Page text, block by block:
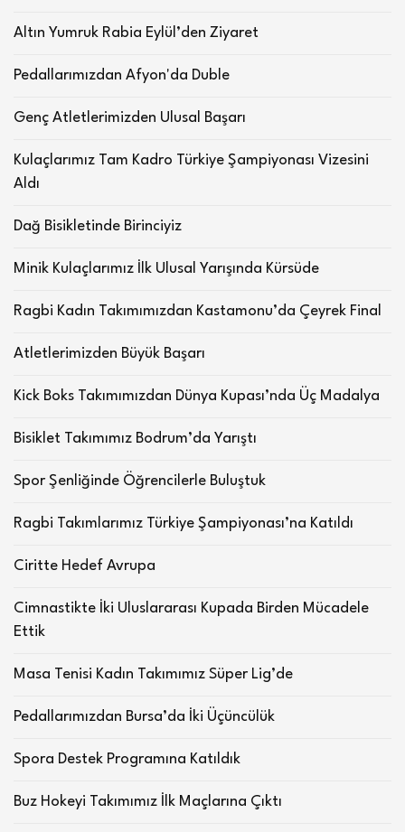
Altın Yumruk Rabia Eylül’den Ziyaret
Pedallarımızdan Afyon'da Duble
Genç Atletlerimizden Ulusal Başarı
Kulaçlarımız Tam Kadro Türkiye Şampiyonası Vizesini
Aldı
Dağ Bisikletinde Birinciyiz
Minik Kulaçlarımız İlk Ulusal Yarışında Kürsüde
Ragbi Kadın Takımımızdan Kastamonu’da Çeyrek Final
Atletlerimizden Büyük Başarı
Kick Boks Takımımızdan Dünya Kupası’nda Üç Madalya
Bisiklet Takımımız Bodrum’da Yarıştı
Spor Şenliğinde Öğrencilerle Buluştuk
Ragbi Takımlarımız Türkiye Şampiyonası’na Katıldı
Ciritte Hedef Avrupa
Cimnastikte İki Uluslararası Kupada Birden Mücadele
Ettik
Masa Tenisi Kadın Takımımız Süper Lig’de
Pedallarımızdan Bursa’da İki Üçüncülük
Spora Destek Programına Katıldık
Buz Hokeyi Takımımız İlk Maçlarına Çıktı